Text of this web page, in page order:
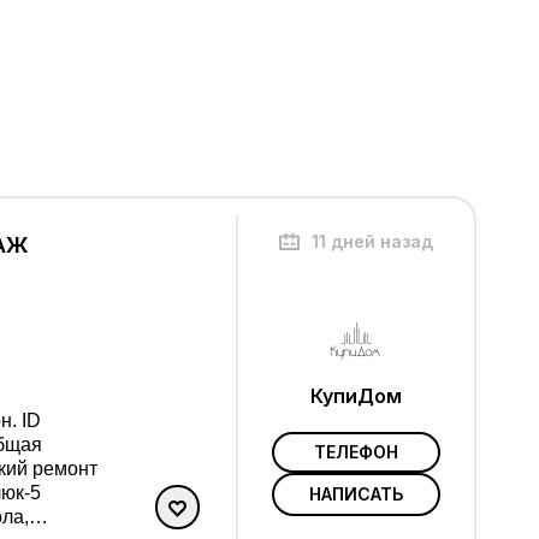
ID
ремонт
5
11 дней назад
КупиДом
ТЕЛЕФОН
НАПИСАТЬ